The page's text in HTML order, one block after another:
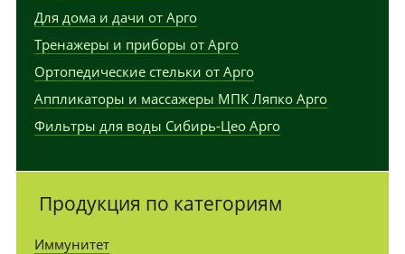
Для дома и дачи от Арго
Тренажеры и приборы от Арго
Ортопедические стельки от Арго
Аппликаторы и массажеры МПК Ляпко Арго
Фильтры для воды Сибирь-Цео Арго
Продукция по категориям
Иммунитет